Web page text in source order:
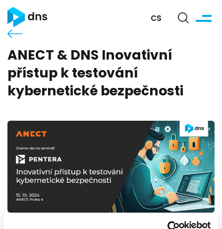
CS
ANECT & DNS Inovativní
přístup k testování
kybernetické bezpečnosti